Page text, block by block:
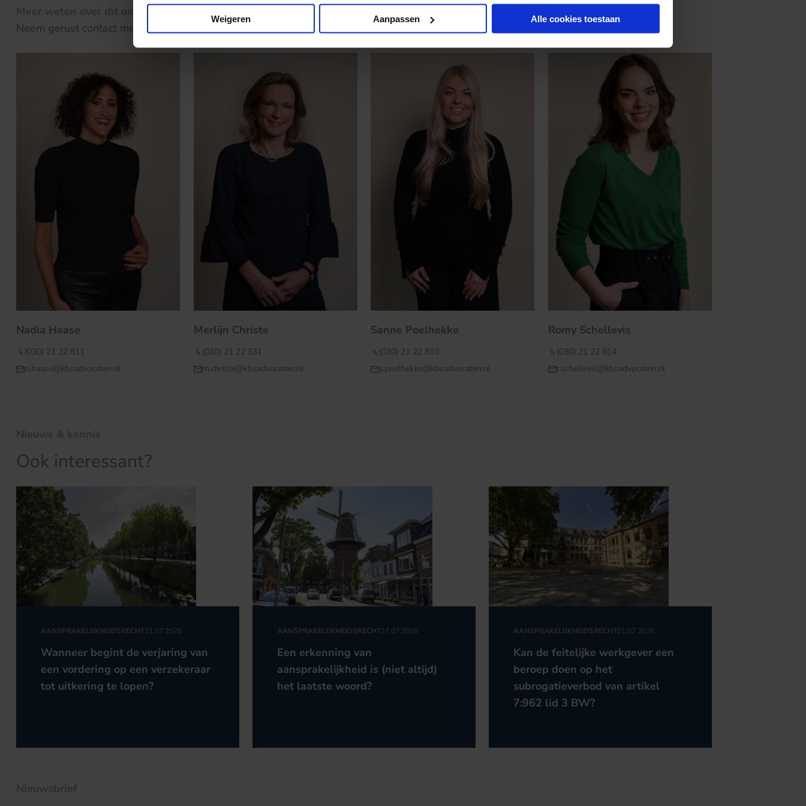
Weigeren Aanpassen Alle cookies toestaan
Meer weten over dit onderwerp?
Neem gerust contact met ons op!
Nadia Haase
(030) 21 22 811
n.haase@kbsadvocaten.nl
Merlijn Christe
(030) 21 22 831
m.christe@kbsadvocaten.nl
Sanne Poelhekke
(030) 21 22 810
s.poelhekke@kbsadvocaten.nl
Romy Schellevis
(030) 21 22 814
r.schellevis@kbsadvocaten.nl
Nieuws & kennis
Ook interessant?
AANSPRAKELIJKHEIDSRECHT31.07.2026
Wanneer begint de verjaring van
een vordering op een verzekeraar
tot uitkering te lopen?
AANSPRAKELIJKHEIDSRECHT17.07.2026
Een erkenning van
aansprakelijkheid is (niet altijd)
het laatste woord?
AANSPRAKELIJKHEIDSRECHT01.07.2026
Kan de feitelijke werkgever een
beroep doen op het
subrogatieverbod van artikel
7:962 lid 3 BW?
Nieuwsbrief